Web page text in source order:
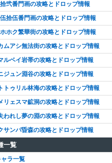
弐番門画の攻略とドロップ情報
拾伍番門画の攻略とドロップ情報
ホク繁華街の攻略とドロップ情報
ムアシ無法街の攻略とドロップ情報
ルベイ岩帯の攻略とドロップ情報
ジュン淵谷の攻略とドロップ情報
トゥリル林海の攻略とドロップ情報
リェスマ鉱洞の攻略とドロップ情報
われし夢の淵の攻略とドロップ情報
サンパ昏森の攻略とドロップ情報
一覧
ラ一覧